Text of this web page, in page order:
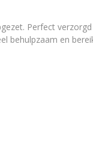
Perfect
behulpzaam en